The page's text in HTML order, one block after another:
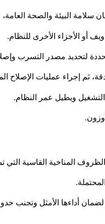
سلامة البيئة والصحة
أو الأجزاء الأخرى للنظام.
لتحديد مصدر التسرب
إجراء عمليات الإصلاح
ويطيل عمر النظام.
المناخية القاسية التي
لضمان أداءها الأمثل